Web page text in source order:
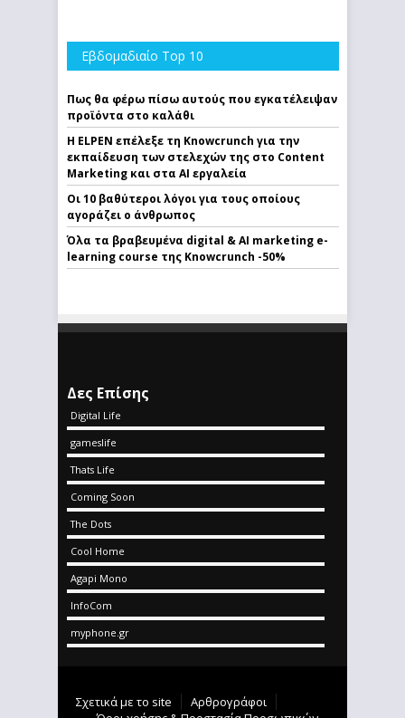
Εβδομαδιαίο Top 10
Πως θα φέρω πίσω αυτούς που εγκατέλειψαν
προϊόντα στο καλάθι
Η ELPEN επέλεξε τη Knowcrunch για την
εκπαίδευση των στελεχών της στο Content
Marketing και στα AI εργαλεία
Οι 10 βαθύτεροι λόγοι για τους οποίους
αγοράζει ο άνθρωπος
Όλα τα βραβευμένα digital & AI marketing e-
learning course της Knowcrunch -50%
Δες Επίσης
Digital Life
gameslife
Thats Life
Coming Soon
The Dots
Cool Home
Agapi Mono
InfoCom
myphone.gr
Σχετικά με το site
Αρθρογράφοι